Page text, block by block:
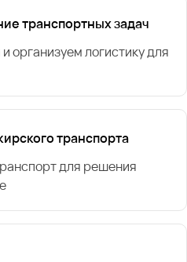
транспортных задач
организуем логистику для
транспорта
для решения